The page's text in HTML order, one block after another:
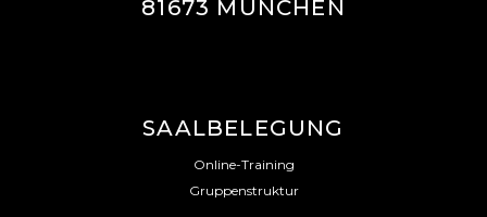
81673 MÜNCHEN
SAALBELEGUNG
Online-Training
Gruppenstruktur